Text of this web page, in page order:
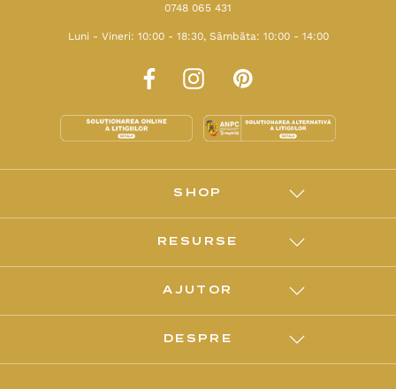
0748 065 431
Luni - Vineri: 10:00 - 18:30, Sâmbăta: 10:00 - 14:00
SHOP
RESURSE
AJUTOR
DESPRE